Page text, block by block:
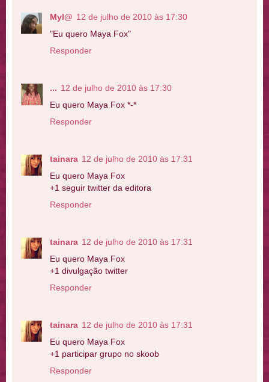
Myl@ 12 de julho de 2010 às 17:30
"Eu quero Maya Fox"
Responder
... 12 de julho de 2010 às 17:30
Eu quero Maya Fox *-*
Responder
tainara 12 de julho de 2010 às 17:31
Eu quero Maya Fox
+1 seguir twitter da editora
Responder
tainara 12 de julho de 2010 às 17:31
Eu quero Maya Fox
+1 divulgação twitter
Responder
tainara 12 de julho de 2010 às 17:31
Eu quero Maya Fox
+1 participar grupo no skoob
Responder